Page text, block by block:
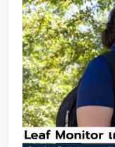
ชั้น
นั
อิ
ซ่
K-